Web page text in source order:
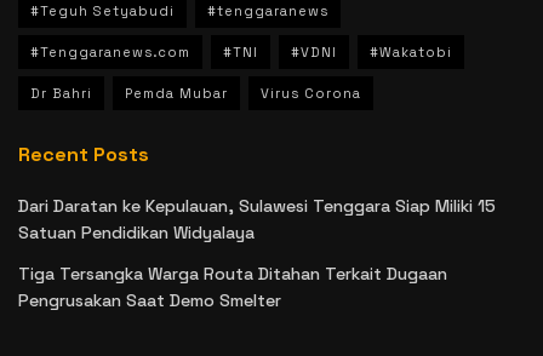
#Teguh Setyabudi #tenggaranews
#Tenggaranews.com #TNI #VDNI #Wakatobi
Dr Bahri Pemda Mubar Virus Corona
Recent Posts
Dari Daratan ke Kepulauan, Sulawesi Tenggara Siap Miliki 15
Satuan Pendidikan Widyalaya
Tiga Tersangka Warga Routa Ditahan Terkait Dugaan
Pengrusakan Saat Demo Smelter